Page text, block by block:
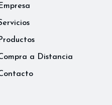
a Distancia